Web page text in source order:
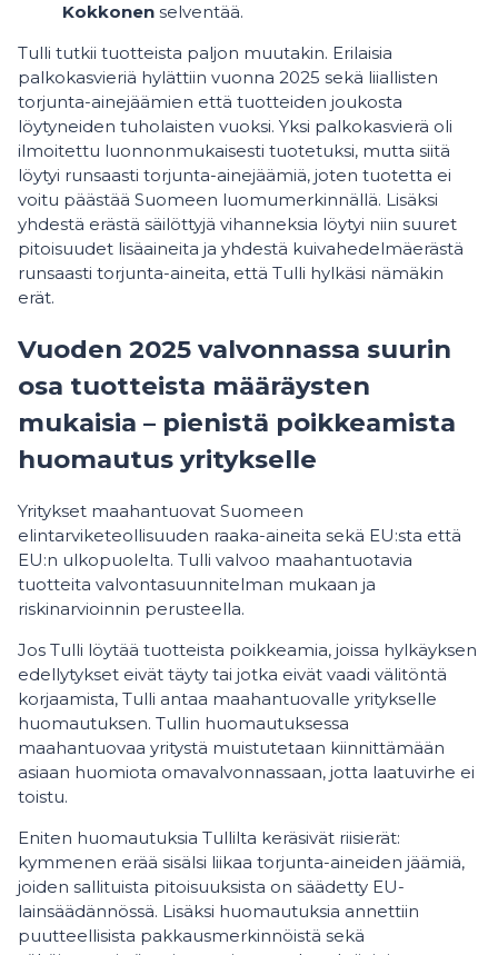
Kokkonen selventää.
Tulli tutkii tuotteista paljon muutakin. Erilaisia
palkokasvieriä hylättiin vuonna 2025 sekä liiallisten
torjunta-ainejäämien että tuotteiden joukosta
löytyneiden tuholaisten vuoksi. Yksi palkokasvierä oli
ilmoitettu luonnonmukaisesti tuotetuksi, mutta siitä
löytyi runsaasti torjunta-ainejäämiä, joten tuotetta ei
voitu päästää Suomeen luomumerkinnällä. Lisäksi
yhdestä erästä säilöttyjä vihanneksia löytyi niin suuret
pitoisuudet lisäaineita ja yhdestä kuivahedelmäerästä
runsaasti torjunta-aineita, että Tulli hylkäsi nämäkin
erät.
Vuoden 2025 valvonnassa suurin
osa tuotteista määräysten
mukaisia – pienistä poikkeamista
huomautus yritykselle
Yritykset maahantuovat Suomeen
elintarviketeollisuuden raaka-aineita sekä EU:sta että
EU:n ulkopuolelta. Tulli valvoo maahantuotavia
tuotteita valvontasuunnitelman mukaan ja
riskinarvioinnin perusteella.
Jos Tulli löytää tuotteista poikkeamia, joissa hylkäyksen
edellytykset eivät täyty tai jotka eivät vaadi välitöntä
korjaamista, Tulli antaa maahantuovalle yritykselle
huomautuksen. Tullin huomautuksessa
maahantuovaa yritystä muistutetaan kiinnittämään
asiaan huomiota omavalvonnassaan, jotta laatuvirhe ei
toistu.
Eniten huomautuksia Tullilta keräsivät riisierät:
kymmenen erää sisälsi liikaa torjunta-aineiden jäämiä,
joiden sallituista pitoisuuksista on säädetty EU-
lainsäädännössä. Lisäksi huomautuksia annettiin
puutteellisista pakkausmerkinnöistä sekä